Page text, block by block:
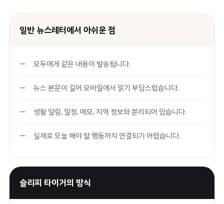
일반 뉴스레터에서 아쉬운 점
모두에게 같은 내용이 발송됩니다.
뉴스 본문이 길어 모바일에서 읽기 부담스럽습니다.
생활 알림, 일정, 메모, 지역 정보와 분리되어 있습니다.
실제로 오늘 해야 할 행동까지 연결되기 어렵습니다.
슬리피 타이거의 방식